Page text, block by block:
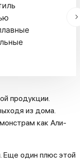
продукции.
из дома.
как Али-
Еще один плюс этой